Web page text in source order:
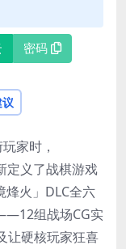
密码
家时，
定义了战棋游戏
烽火」DLC全六
组战场CG实
让硬核玩家狂喜